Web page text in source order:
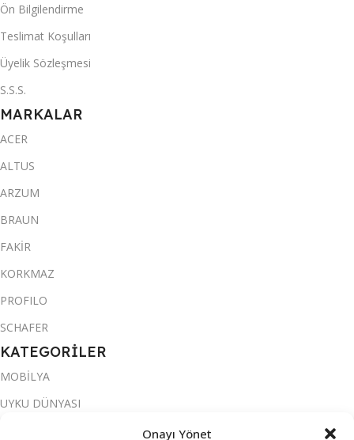
Onayı Yönet
Ön Bilgilendirme
Teslimat Koşulları
Üyelik Sözleşmesi
S.S.S.
MARKALAR
ACER
ALTUS
ARZUM
BRAUN
FAKİR
KORKMAZ
PROFILO
SCHAFER
KATEGORİLER
MOBİLYA
UYKU DÜNYASI